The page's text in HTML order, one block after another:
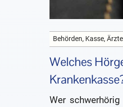
Behörden, Kasse, Ärzte
Welches
Wer